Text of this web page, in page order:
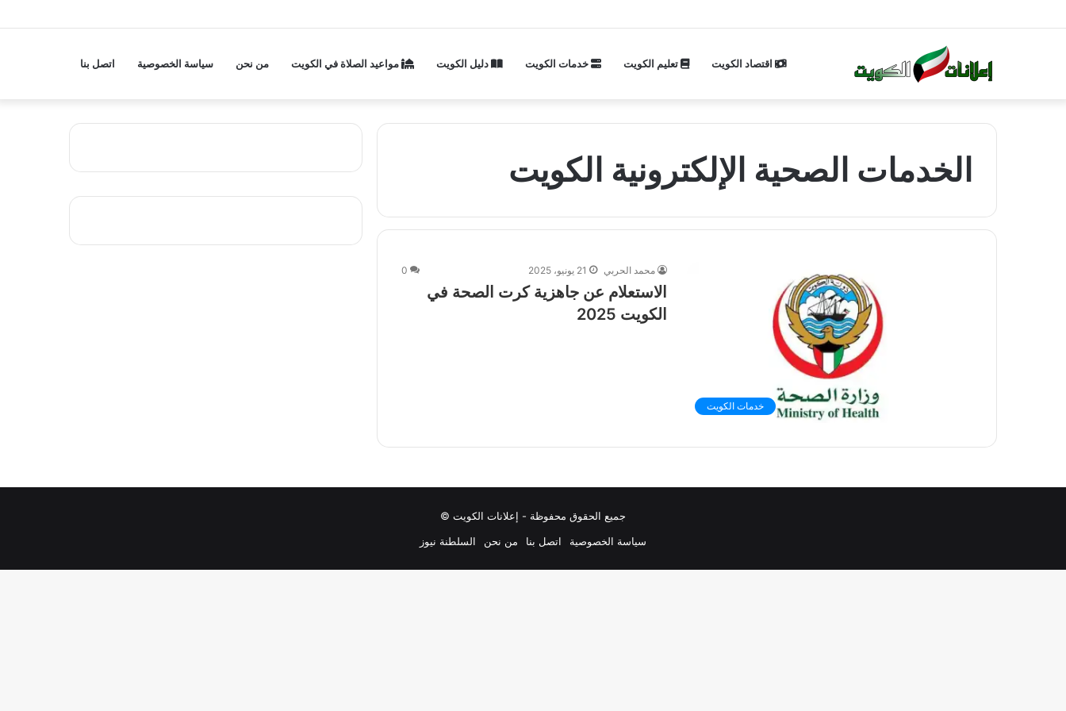
اقتصاد الكويت تعليم الكويت خدمات الكويت دليل الكويت مواعيد الصلاة في الكويت من نحن سياسة الخصوصية اتصل بنا
الخدمات الصحية الإلكترونية الكويت
خدمات الكويت
محمد الحربي 21 يونيو، 2025 0
الاستعلام عن جاهزية كرت الصحة في
الكويت 2025
جميع الحقوق محفوظة - إعلانات الكويت ©
سياسة الخصوصية
اتصل بنا من نحن السلطنة نيوز